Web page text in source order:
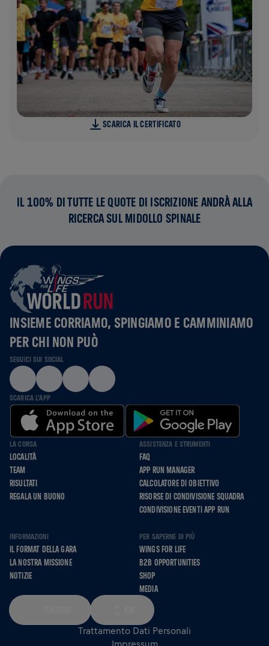
SCARICA IL CERTIFICATO
IL 100% DI TUTTE LE QUOTE DI ISCRIZIONE ANDRÀ ALLA
RICERCA SUL MIDOLLO SPINALE
INSIEME CORRIAMO, SPINGIAMO E CAMMINIAMO
PER CHI NON PUÒ
SEGUICI SUI SOCIAL
SCARICA L'APP
LA CORSA
LOCALITÀ
TEAM
RISULTATI
REGALA UN BUONO
ASSISTENZA E STRUMENTI
FAQ
APP RUN MANAGER
CALCOLATORE DI OBIETTIVO
RISORSE DI CONDIVISIONE SQUADRA
CONDIVISIONE EVENTI APP RUN
INFORMAZIONI
IL FORMAT DELLA GARA
LA NOSTRA MISSIONE
NOTIZIE
PER SAPERNE DI PIÙ
WINGS FOR LIFE
B2B OPPORTUNITIES
SHOP
MEDIA
Trattamento Dati Personali